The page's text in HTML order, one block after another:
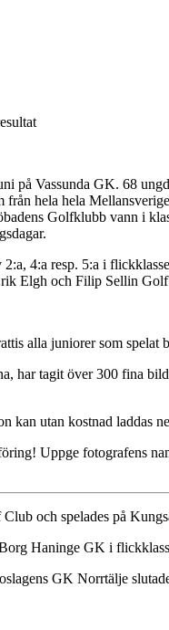
på Vassunda GK. 68
hela hela
Golfklubb vann i
4:a resp. 5:a i
Elgh och Filip Sellin
alla juniorer som spelat
har tagit över 300 fina
kan utan kostnad laddas
Uppge fotografens
och spelades på
Haninge GK i
GK Norrtälje